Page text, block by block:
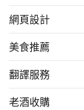
網頁設計
美食推薦
翻譯服務
老酒收購